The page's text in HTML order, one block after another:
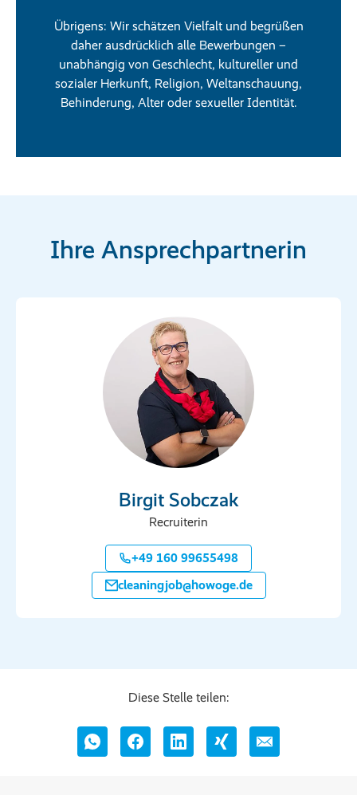
Übrigens: Wir schätzen Vielfalt und begrüßen
daher ausdrücklich alle Bewerbungen –
unabhängig von Geschlecht, kultureller und
sozialer Herkunft, Religion, Weltanschauung,
Behinderung, Alter oder sexueller Identität.
Ihre Ansprechpartnerin
Birgit Sobczak
Recruiterin
+49 160 99655498
cleaningjob@howoge.de
Diese Stelle teilen: